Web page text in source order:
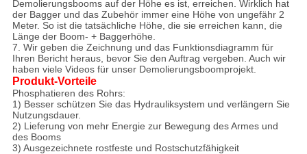
Demolierungsbooms auf der Höhe es ist, erreichen. Wirklich hat
der Bagger und das Zubehör immer eine Höhe von ungefähr 2
Meter. So ist die tatsächliche Höhe, die sie erreichen kann, die
Länge der Boom- + Baggerhöhe.
7. Wir geben die Zeichnung und das Funktionsdiagramm für
Ihren Bericht heraus, bevor Sie den Auftrag vergeben. Auch wir
haben viele Videos für unser Demolierungsboomprojekt.
Produkt-Vorteile
Phosphatieren des Rohrs:
1) Besser schützen Sie das Hydrauliksystem und verlängern Sie
Nutzungsdauer.
2) Lieferung von mehr Energie zur Bewegung des Armes und
des Booms
3) Ausgezeichnete rostfeste und Rostschutzfähigkeit